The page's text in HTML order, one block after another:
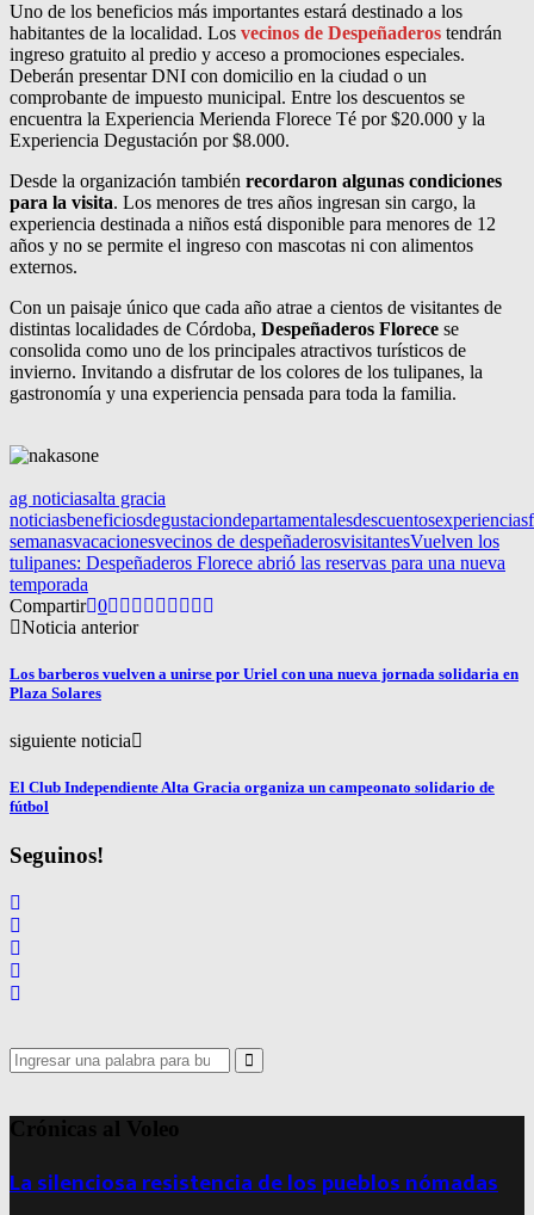
Uno de los beneficios más importantes estará destinado a los
habitantes de la localidad. Los vecinos de Despeñaderos tendrán
ingreso gratuito al predio y acceso a promociones especiales.
Deberán presentar DNI con domicilio en la ciudad o un
comprobante de impuesto municipal. Entre los descuentos se
encuentra la Experiencia Merienda Florece Té por $20.000 y la
Experiencia Degustación por $8.000.
Desde la organización también recordaron algunas condiciones
para la visita. Los menores de tres años ingresan sin cargo, la
experiencia destinada a niños está disponible para menores de 12
años y no se permite el ingreso con mascotas ni con alimentos
externos.
Con un paisaje único que cada año atrae a cientos de visitantes de
distintas localidades de Córdoba, Despeñaderos Florece se
consolida como uno de los principales atractivos turísticos de
invierno. Invitando a disfrutar de los colores de los tulipanes, la
gastronomía y una experiencia pensada para toda la familia.
ag noticiasalta gracia
noticiasbeneficiosdegustaciondepartamentalesdescuentosexperiencias
semanasvacacionesvecinos de despeñaderosvisitantesVuelven los
tulipanes: Despeñaderos Florece abrió las reservas para una nueva
temporada
Compartir 0
Noticia anterior
Los barberos vuelven a unirse por Uriel con una nueva jornada solidaria en
Plaza Solares
siguiente noticia
El Club Independiente Alta Gracia organiza un campeonato solidario de
fútbol
Seguinos!
Search
for:
Search
Crónicas al Voleo
La silenciosa resistencia de los pueblos nómadas